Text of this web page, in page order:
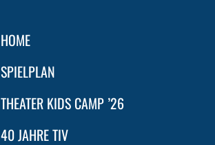
HOME
SPIELPLAN
THEATER KIDS CAMP ’26
40 JAHRE TIV